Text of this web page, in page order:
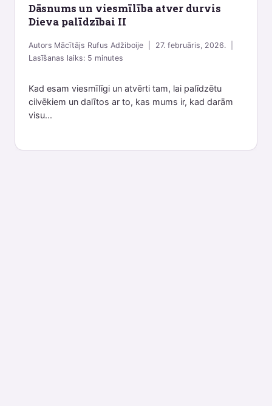
Dāsnums un viesmīlība atver durvis
Dieva palīdzībai II
Autors Mācītājs Rufus Adžiboije
27. februāris, 2026.
Lasīšanas laiks:5 minutes
Kad esam viesmīlīgi un atvērti tam, lai palīdzētu
cilvēkiem un dalītos ar to, kas mums ir, kad darām
visu...